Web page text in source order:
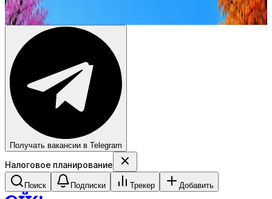
Получать вакансии в Telegram
Налоговое планирование
Поиск Подписки Трекер Добавить